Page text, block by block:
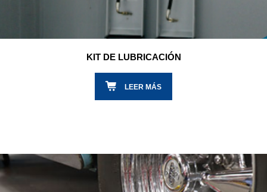
KIT DE LUBRICACIÓN
LEER MÁS